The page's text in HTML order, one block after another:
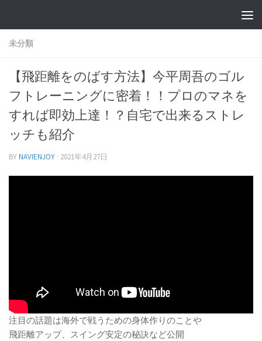
未分類
【飛距離をのばす方法】今平周吾のゴル
フトレーニングに密着！！プロのマネを
すれば即効上達！？自宅で出来るストレ
ッチも紹介
BYNAVIENJOY · 2021年4月27日
注目の話題は海外で戦うための身体作りのことや
飛距離アップ、スイング安定の秘訣など公開